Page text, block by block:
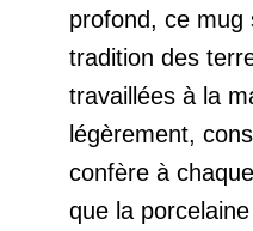
profond, ce mug
tradition des
travaillées à la
légèrement,
confère à
que la